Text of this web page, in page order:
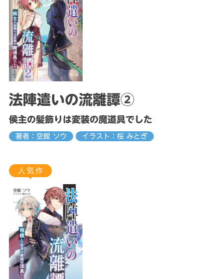
法陣遣いの流離譚②
侯主の髪飾りは変装の魔道具でした
著者：空館 ソウ イラスト：桜 みとぎ